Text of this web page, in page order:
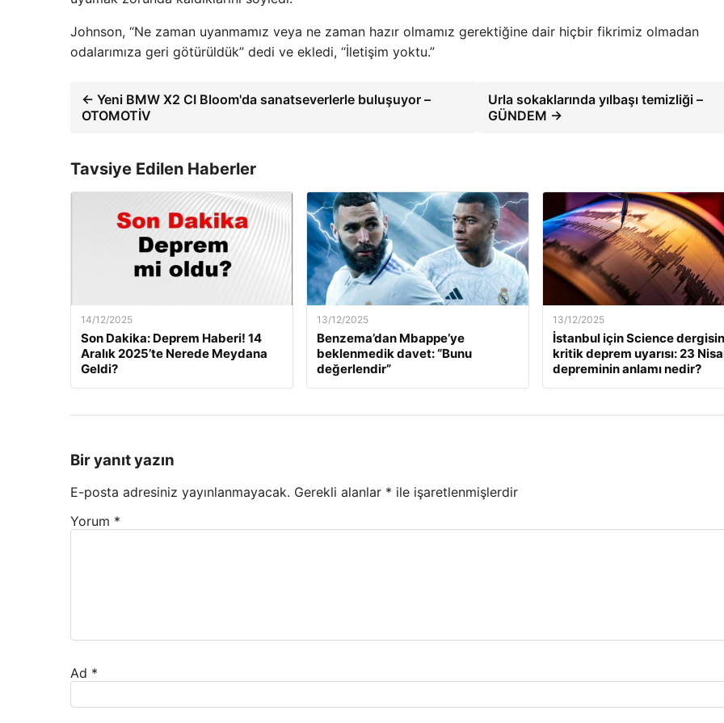
Johnson, “Ne zaman uyanmamız veya ne zaman hazır olmamız gerektiğine dair hiçbir fikrimiz olmadan
odalarımıza geri götürüldük” dedi ve ekledi, “İletişim yoktu.”
← Yeni BMW X2 CI Bloom'da sanatseverlerle buluşuyor –
OTOMOTİV
Urla sokaklarında yılbaşı temizliği –
GÜNDEM →
Tavsiye Edilen Haberler
14/12/2025
Son Dakika: Deprem Haberi! 14
Aralık 2025’te Nerede Meydana
Geldi?
13/12/2025
Benzema’dan Mbappe’ye
beklenmedik davet: “Bunu
değerlendir”
13/12/2025
İstanbul için Science
kritik deprem uyarısı: 23
depreminin anlamı nedir?
Bir yanıt yazın
E-posta adresiniz yayınlanmayacak. Gerekli alanlar * ile işaretlenmişlerdir
Yorum *
Ad *